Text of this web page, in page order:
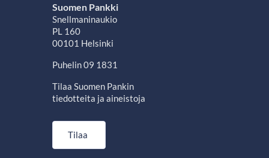
Suomen Pankki
Snellmaninaukio
PL 160
00101 Helsinki
Puhelin 09 1831
Tilaa Suomen Pankin
tiedotteita ja aineistoja
Tilaa